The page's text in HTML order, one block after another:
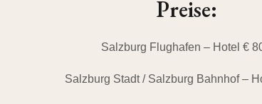
Preise:
Salzburg Flughafen – Hotel €
Salzburg Stadt / Salzburg Bahnhof –